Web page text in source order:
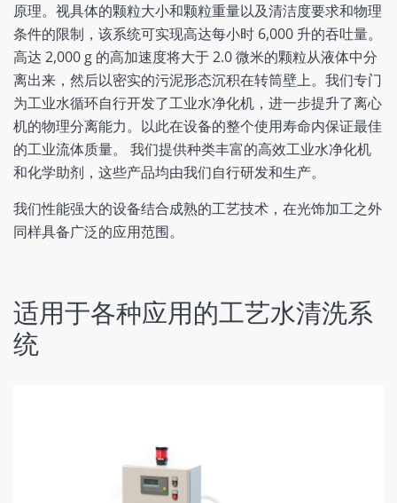
原理。视具体的颗粒大小和颗粒重量以及清洁度要求和物理
条件的限制，该系统可实现高达每小时 6,000 升的吞吐量。
高达 2,000 g 的高加速度将大于 2.0 微米的颗粒从液体中分
离出来，然后以密实的污泥形态沉积在转筒壁上。我们专门
为工业水循环自行开发了工业水净化机，进一步提升了离心
机的物理分离能力。以此在设备的整个使用寿命内保证最佳
的工业流体质量。 我们提供种类丰富的高效工业水净化机
和化学助剂，这些产品均由我们自行研发和生产。
我们性能强大的设备结合成熟的工艺技术，在光饰加工之外
同样具备广泛的应用范围。
适用于各种应用的工艺水清洗系
统